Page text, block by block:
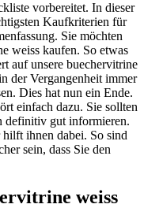
vorbereitet. In dieser
Kaufkriterien für
Sie möchten
weiss kaufen. So etwas
auf unsere buechervitrine
der Vergangenheit immer
Dies hat nun ein Ende.
einfach dazu. Sie sollten
definitiv gut informieren.
ihnen dabei. So sind
sein, dass Sie den
weiss